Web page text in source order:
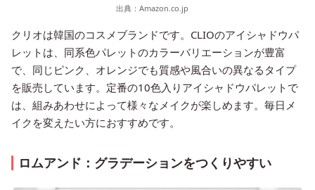
出典： Amazon.co.jp
クリオは韓国のコスメブランドです。CLIOのアイシャドウパ
レットは、同系色パレットのカラーバリエーションが豊富
で、同じピンク、オレンジでも質感や風合いの異なるタイプ
を販売しています。定番の10色入りアイシャドウパレットで
は、組みあわせによって様々なメイクが楽しめます。毎日メ
イクを変えたい方におすすめです。
ロムアンド：グラデーションをつくりやすい